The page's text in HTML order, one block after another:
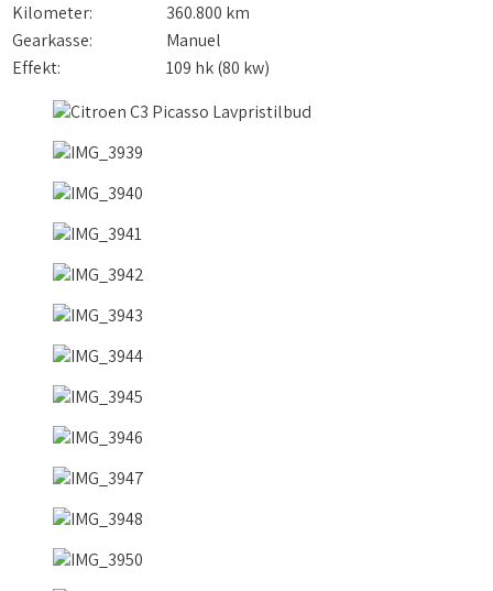
Kilometer:
360.800 km
Gearkasse:
Manuel
Effekt:
109 hk (80 kw)